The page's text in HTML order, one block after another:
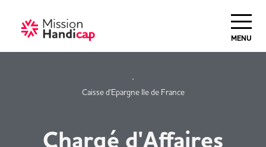
MENU
Caisse d'Epargne Ile de France
Chargé d'Affaires